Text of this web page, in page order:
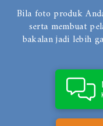
Bila foto produk
serta membuat
bakalan jadi lebih